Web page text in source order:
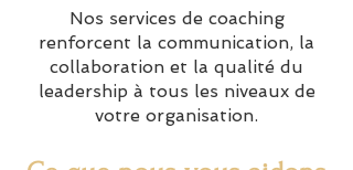
Nos services de coaching
renforcent la communication, la
collaboration et la qualité du
leadership à tous les niveaux de
votre organisation.